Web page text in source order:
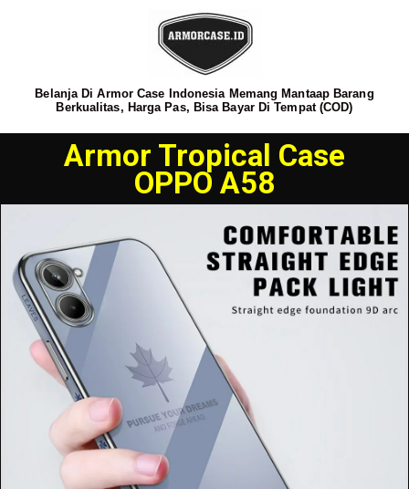
Belanja Di Armor Case Indonesia Memang Mantaap Barang
Berkualitas, Harga Pas, Bisa Bayar Di Tempat (COD)
Armor Tropical Case
OPPO A58